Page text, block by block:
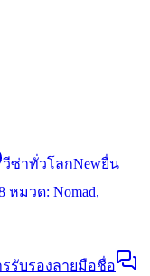
วีซ่าทั่วโลกNewยื่น
หมวด: Nomad,
รับรองลายมือชื่อ